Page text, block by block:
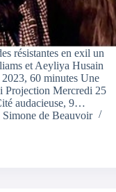
résistantes en exil un
et Aeyliya Husain
60 minutes Une
Projection Mercredi 25
audacieuse, 9…
de Beauvoir